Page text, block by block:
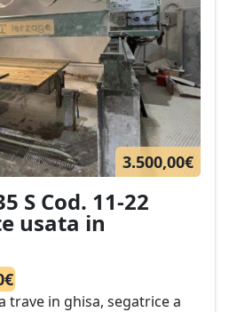
3.500,00€
S Cod. 11-22
usata in
trave in ghisa, segatrice a